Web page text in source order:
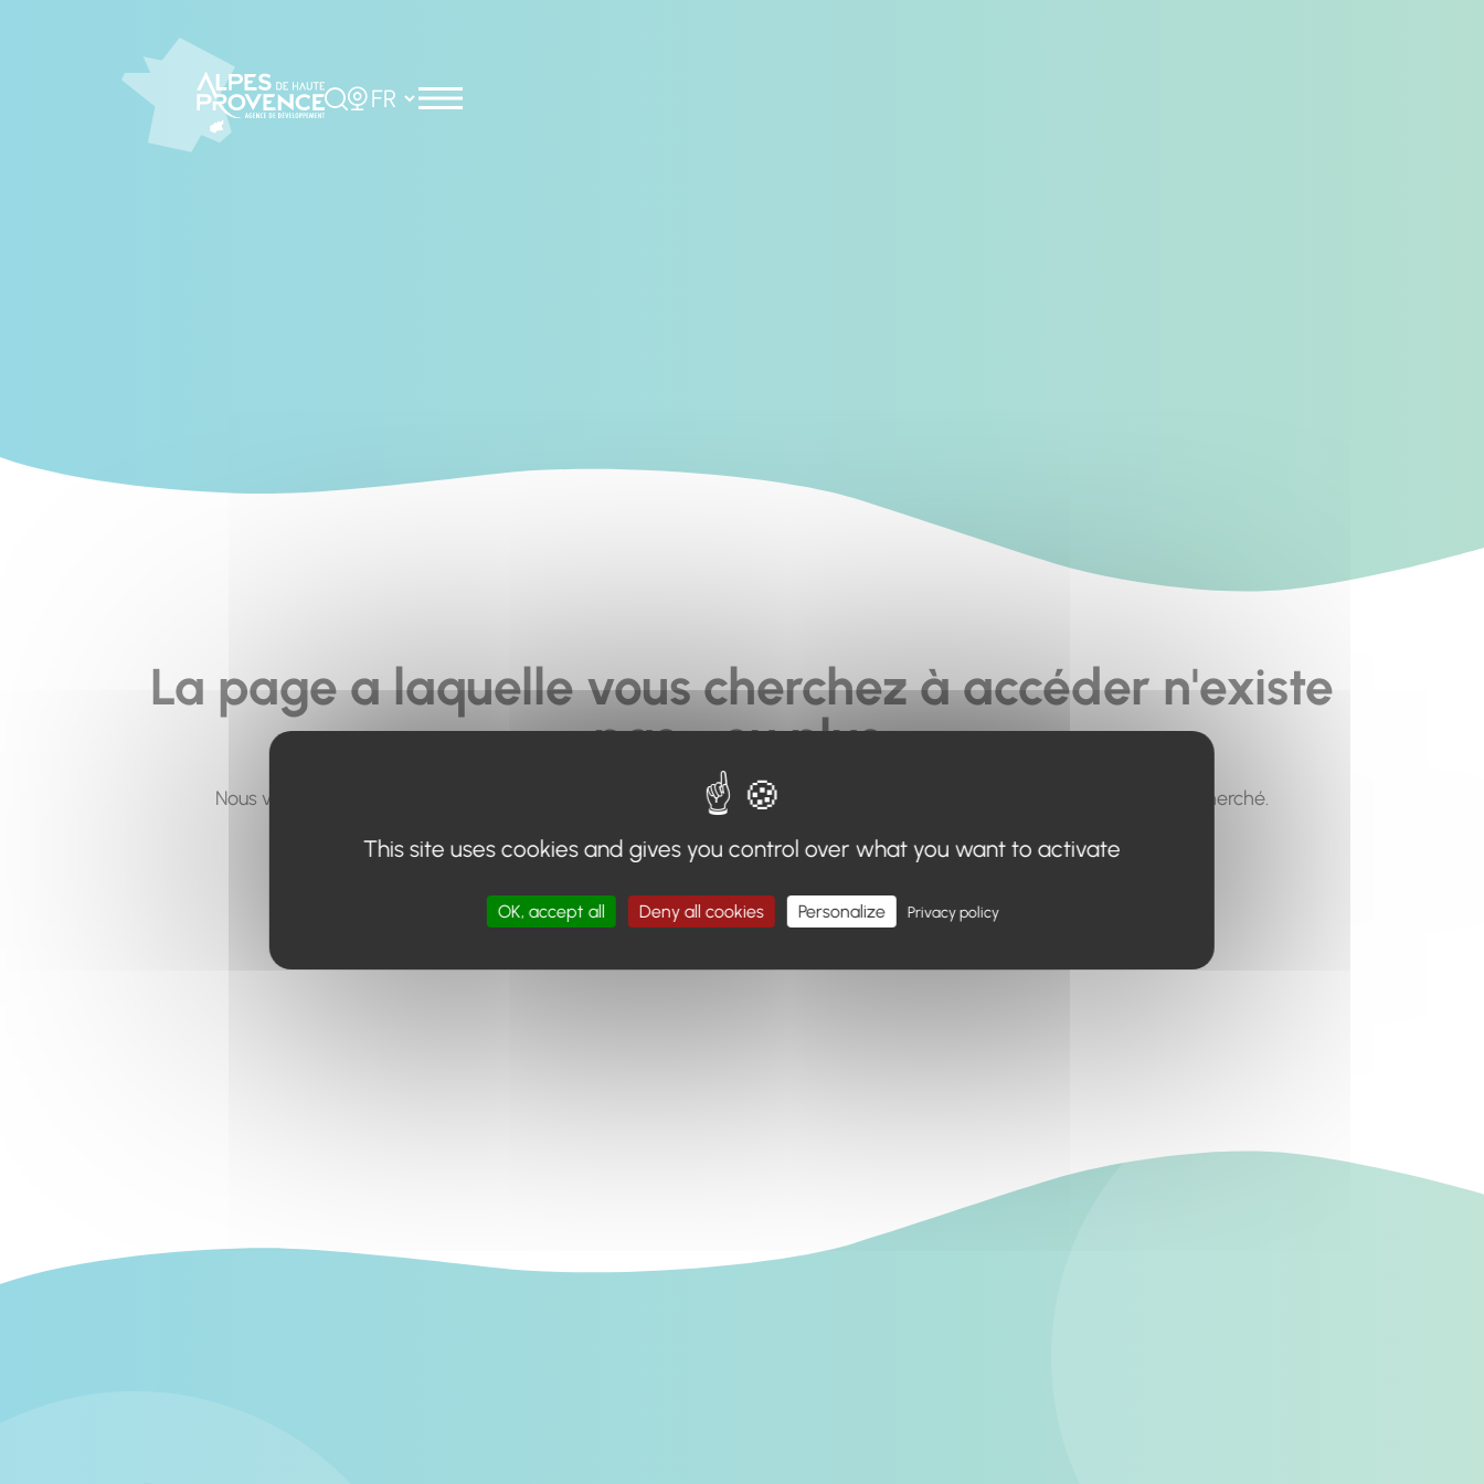
Rechercher
Choisir la langue
La page a laquelle vous cherchez à accéder n'existe
pas... ou plus.
Nous vous invitons à utiliser le moteur de recherche en haut de page, ou à utiliser le menu pour trouver le contenu recherché.
Retour à l'accueil
This site uses cookies and gives you control over what you want to activate
OK, accept all Deny all cookies Personalize Privacy policy